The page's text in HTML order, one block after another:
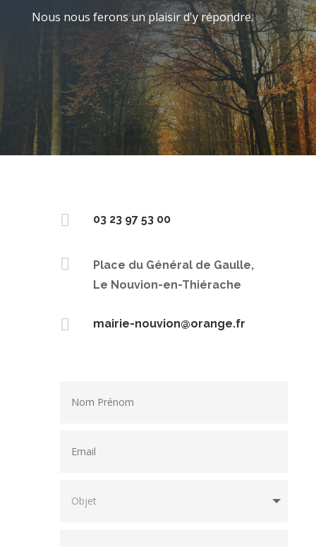
Nous nous ferons un plaisir d'y répondre.
 03 23 97 53 00

Place du Général de Gaulle,
Le Nouvion-en-Thiérache
 mairie-nouvion@orange.fr